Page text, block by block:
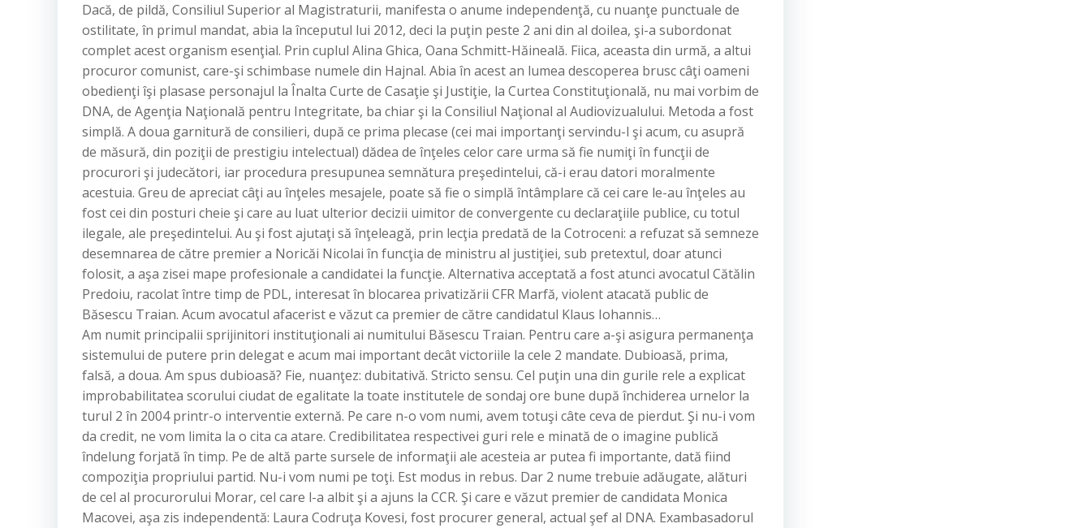
Dacă, de pildă, Consiliul Superior al Magistraturii, manifesta o anume independenţă, cu nuanţe punctuale de
ostilitate, în primul mandat, abia la începutul lui 2012, deci la puţin peste 2 ani din al doilea, şi-a subordonat
complet acest organism esenţial. Prin cuplul Alina Ghica, Oana Schmitt-Hăineală. Fiica, aceasta din urmă, a altui
procuror comunist, care-şi schimbase numele din Hajnal. Abia în acest an lumea descoperea brusc câţi oameni
obedienţi îşi plasase personajul la Înalta Curte de Casaţie şi Justiţie, la Curtea Constituţională, nu mai vorbim de
DNA, de Agenţia Naţională pentru Integritate, ba chiar şi la Consiliul Naţional al Audiovizualului. Metoda a fost
simplă. A doua garnitură de consilieri, după ce prima plecase (cei mai importanţi servindu-l şi acum, cu asupră
de măsură, din poziţii de prestigiu intelectual) dădea de înţeles celor care urma să fie numiţi în funcţii de
procurori şi judecători, iar procedura presupunea semnătura preşedintelui, că-i erau datori moralmente
acestuia. Greu de apreciat câţi au înţeles mesajele, poate să fie o simplă întâmplare că cei care le-au înţeles au
fost cei din posturi cheie şi care au luat ulterior decizii uimitor de convergente cu declaraţiile publice, cu totul
ilegale, ale preşedintelui. Au şi fost ajutaţi să înţeleagă, prin lecţia predată de la Cotroceni: a refuzat să semneze
desemnarea de către premier a Noricăi Nicolai în funcţia de ministru al justiţiei, sub pretextul, doar atunci
folosit, a aşa zisei mape profesionale a candidatei la funcţie. Alternativa acceptată a fost atunci avocatul Cătălin
Predoiu, racolat între timp de PDL, interesat în blocarea privatizării CFR Marfă, violent atacată public de
Băsescu Traian. Acum avocatul afacerist e văzut ca premier de către candidatul Klaus Iohannis…
Am numit principalii sprijinitori instituţionali ai numitului Băsescu Traian. Pentru care a-şi asigura permanenţa
sistemului de putere prin delegat e acum mai important decât victoriile la cele 2 mandate. Dubioasă, prima,
falsă, a doua. Am spus dubioasă? Fie, nuanţez: dubitativă. Stricto sensu. Cel puţin una din gurile rele a explicat
improbabilitatea scorului ciudat de egalitate la toate institutele de sondaj ore bune după închiderea urnelor la
turul 2 în 2004 printr-o interventie externă. Pe care n-o vom numi, avem totuşi câte ceva de pierdut. Şi nu-i vom
da credit, ne vom limita la o cita ca atare. Credibilitatea respectivei guri rele e minată de o imagine publică
îndelung forjată în timp. Pe de altă parte sursele de informaţii ale acesteia ar putea fi importante, dată fiind
compoziţia propriului partid. Nu-i vom numi pe toţi. Est modus in rebus. Dar 2 nume trebuie adăugate, alături
de cel al procurorului Morar, cel care l-a albit şi a ajuns la CCR. Şi care e văzut premier de candidata Monica
Macovei, aşa zis independentă: Laura Codruţa Kovesi, fost procurer general, actual şef al DNA. Exambasadorul